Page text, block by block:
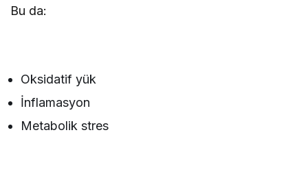
Bu da:
Oksidatif yük
İnflamasyon
Metabolik stres